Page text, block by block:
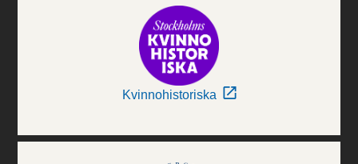
Kvinnohistoriska